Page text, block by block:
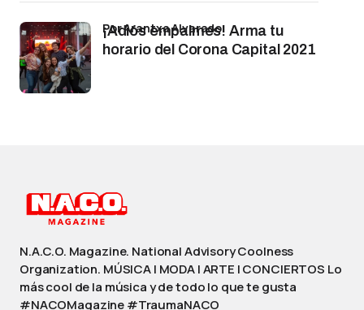
¡Adiós empalmes! Arma tu
horario del Corona Capital 2021
por Arantxa Alvarado
N.A.C.O. Magazine. National Advisory Coolness
Organization. MÚSICA | MODA | ARTE | CONCIERTOS Lo
más cool de la música y de todo lo que te gusta
#NACOMagazine #TraumaNACO